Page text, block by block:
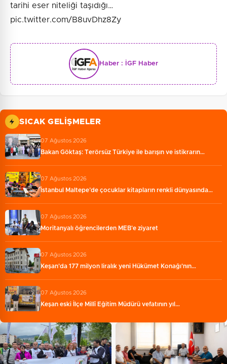
tarihi eser niteliği taşıdığı…
pic.twitter.com/B8uvDhz8Zy
Haber : İGF Haber
SICAK GELIŞMELER
07 Ağustos 2026
Bakan Göktaş: Terörsüz Türkiye ile barışın ve istikrarın…
07 Ağustos 2026
İstanbul Maltepe’de çocuklar kitapların renkli dünyasında…
07 Ağustos 2026
Moritanyalı öğrencilerden MEB'e ziyaret
07 Ağustos 2026
Keşan'da 177 milyon liralık yeni Hükümet Konağı'nın…
07 Ağustos 2026
Keşan eski İlçe Millî Eğitim Müdürü vefatının yıl…